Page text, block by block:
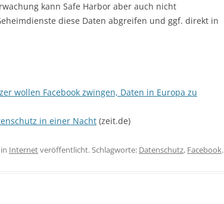
kann Safe Harbor aber auch nicht
diese Daten abgreifen und ggf. direkt in
wollen Facebook zwingen, Daten in Europa zu
in einer Nacht (zeit.de)
in Internetveröffentlicht. Schlagworte: Datenschutz, Facebook.